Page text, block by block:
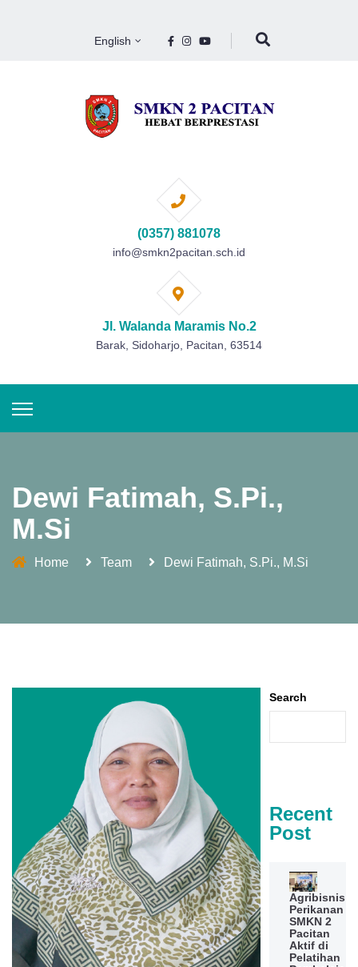
English
(0357) 881078
info@smkn2pacitan.sch.id
Jl. Walanda Maramis No.2
Barak, Sidoharjo, Pacitan, 63514
Dewi Fatimah, S.Pi.,
M.Si
Home Team Dewi Fatimah, S.Pi., M.Si
Search
Recent
Post
Agribisnis
Perikanan
SMKN 2
Pacitan
Aktif di
Pelatihan